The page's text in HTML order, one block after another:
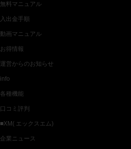
無料マニュアル
入出金手順
動画マニュアル
お得情報
運営からのお知らせ
info
各種機能
口コミ評判
■XM( エックスエム)
企業ニュース